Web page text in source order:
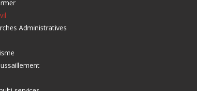
Administratives